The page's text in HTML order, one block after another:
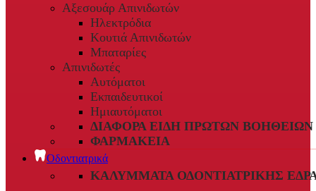
Αξεσουάρ Απινιδωτών
Ηλεκτρόδια
Κουτιά Απινιδωτών
Μπαταρίες
Απινιδωτές
Αυτόματοι
Εκπαιδευτικοί
Ημιαυτόματοι
ΔΙΆΦΟΡΑ ΕΊΔΗ ΠΡΏΤΩΝ ΒΟΗΘΕΙΏΝ
ΦΑΡΜΑΚΕΊΑ
Οδοντιατρικά
ΚΑΛΎΜΜΑΤΑ ΟΔΟΝΤΙΑΤΡΙΚΉΣ